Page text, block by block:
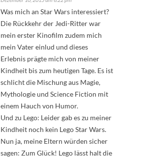
Was mich an Star Wars interessiert?
Die Rückkehr der Jedi-Ritter war
mein erster Kinofilm zudem mich
mein Vater einlud und dieses
Erlebnis prägte mich von meiner
Kindheit bis zum heutigen Tage. Es ist
schlicht die Mischung aus Magie,
Mythologie und Science Fiction mit
einem Hauch von Humor.
Und zu Lego: Leider gab es zu meiner
Kindheit noch kein Lego Star Wars.
Nun ja, meine Eltern würden sicher
sagen: Zum Glück! Lego lässt halt die